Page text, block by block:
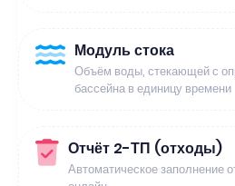
Модуль стока
Объём воды, стекающей с
бассейна в единицу времени
Отчёт 2-ТП (отходы)
Автоматическое заполнение